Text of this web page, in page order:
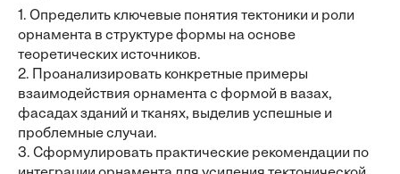
1. Определить ключевые понятия тектоники и роли
орнамента в структуре формы на основе
теоретических источников.
2. Проанализировать конкретные примеры
взаимодействия орнамента с формой в вазах,
фасадах зданий и тканях, выделив успешные и
проблемные случаи.
3. Сформулировать практические рекомендации по